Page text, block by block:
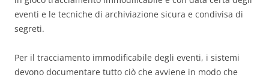
eventi e le tecniche di archiviazione sicura e condivisa di
segreti.
Per il tracciamento immodificabile degli eventi, i sistemi
devono documentare tutto ciò che avviene in modo che